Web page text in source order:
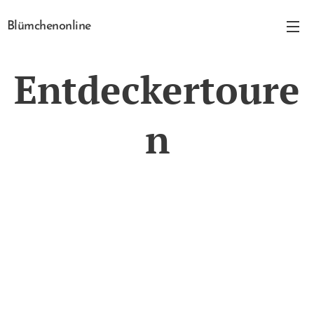
Blümchenonline
Entdeckertoure
n